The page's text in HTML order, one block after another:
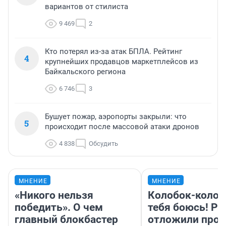
вариантов от стилиста
9 469 2
4
Кто потерял из-за атак БПЛА. Рейтинг
крупнейших продавцов маркетплейсов из
Байкальского региона
6 746 3
5
Бушует пожар, аэропорты закрыли: что
происходит после массовой атаки дронов
4 838 Обсудить
МНЕНИЕ
«Никого нельзя
победить». О чем
главный блокбастер
МНЕНИЕ
Колобок-
тебя боюсь!
отложили